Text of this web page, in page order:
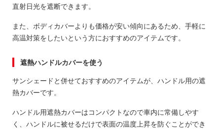
直射日光を遮断できます。
また、ボディカバーよりも価格が安い傾向にあるため、手軽に
高温対策をしたいという方におすすめのアイテムです。
遮熱ハンドルカバーを使う
サンシェードと併せておすすめのアイテムが、ハンドル用の遮
熱カバーです。
ハンドル用遮熱カバーはコンパクトなので車内に常備しやす
く、ハンドルに被せるだけで表面の温度上昇を防ぐことができ